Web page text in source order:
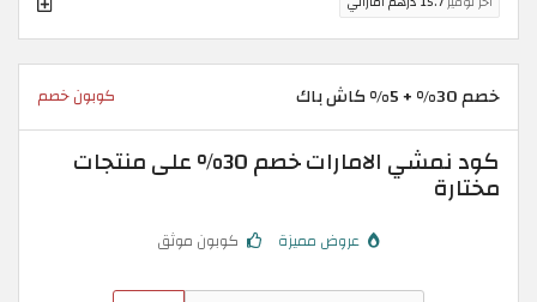
خصم 30% + 5% كاش باك كوبون خصم
كود نمشي الامارات خصم 30% على منتجات
مختارة
عروض مميزة كوبون موثق